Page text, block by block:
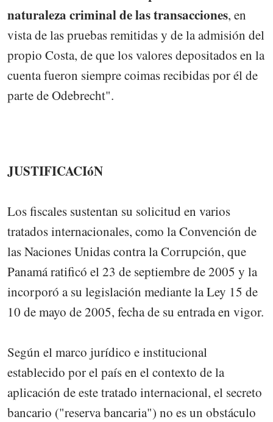
naturaleza criminal de las transacciones, en
vista de las pruebas remitidas y de la admisión del
propio Costa, de que los valores depositados en la
cuenta fueron siempre coimas recibidas por él de
parte de Odebrecht".
JUSTIFICACIóN
Los fiscales sustentan su solicitud en varios
tratados internacionales, como la Convención de
las Naciones Unidas contra la Corrupción, que
Panamá ratificó el 23 de septiembre de 2005 y la
incorporó a su legislación mediante la Ley 15 de
10 de mayo de 2005, fecha de su entrada en vigor.
Según el marco jurídico e institucional
establecido por el país en el contexto de la
aplicación de este tratado internacional, el secreto
bancario ("reserva bancaria") no es un obstáculo